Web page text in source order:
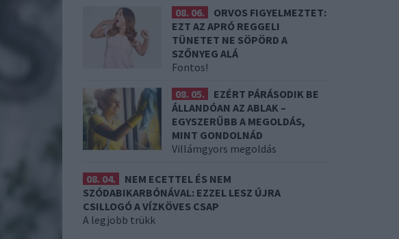
08. 06.
ORVOS FIGYELMEZTET:
EZT AZ APRÓ REGGELI
TÜNETET NE SÖPÖRD A
SZŐNYEG ALÁ
Fontos!
08. 05.
EZÉRT PÁRÁSODIK BE
ÁLLANDÓAN AZ ABLAK –
EGYSZERŰBB A MEGOLDÁS,
MINT GONDOLNÁD
Villámgyors megoldás
08. 04.
NEM ECETTEL ÉS NEM
SZÓDABIKARBÓNÁVAL: EZZEL LESZ ÚJRA
CSILLOGÓ A VÍZKÖVES CSAP
A legjobb trükk